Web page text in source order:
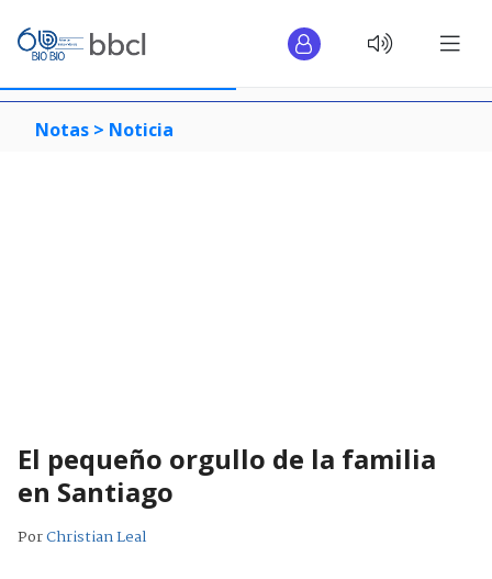
Notas > Noticia
El pequeño orgullo de la familia
en Santiago
PorChristian Leal